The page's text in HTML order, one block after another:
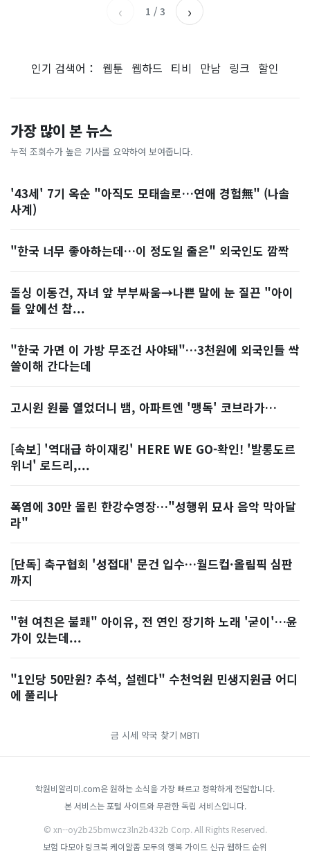
‹ 1 / 3 ›
인기 검색어： 웹툰 웹하드 티비 만남 링크 할인
가장 많이 본 뉴스
누적 조회수가 높은 기사를 요약하여 보여줍니다.
'43세' 7기 옥순 "아직도 모태솔로…연애 경험無" (나솔
사계)
"한국 너무 좋아하는데…이 정도일 줄은" 외국인도 깜짝
돌싱 이동건, 자녀 앞 부부싸움→나쁜 말에 눈 질끈 "아이
들 앞에선 참...
"한국 가면 이 가방 무조건 사야돼"…3천원에 외국인들 싹
쓸이해 간다는데
고시원 원룸 열었더니 뱀, 아파트엔 '맹독' 코브라가…
[속보] '역대급 하이재킹' HERE WE GO-확인! '발롱도르
위너' 로드리,...
폭염에 30만 몰린 한강수영장…"성행위 묘사 음악 막아달
라"
[단독] 축구협회 '성접대' 문건 입수…월드컵·올림픽 심판
까지
"현 여친은 불쾌" 아이유, 전 연인 장기하 노래 '굳이'…윤
가이 있는데...
"1인당 50만원? 추석, 설렌다" 수천억원 민생지원금 어디
에 풀리나
금 시세 약국 찾기 MBTI
학원비알리미.com은 원하는 소식을 가장 빠르고 정확하게 전달합니다.
본 서비스는 포털 사이트와 무관한 독립 서비스입니다.
© xn--oy2b25bmwcz3ln2b432b Corp. All Rights Reserved.
보험 다모아 링크북케이알좀모두의 행복 가이드 신규 웹하드 순위